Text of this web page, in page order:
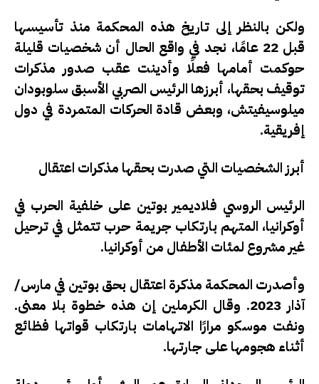
ولكن بالنظر إلى تاريخ هذه المحكمة منذ تأسيسها
قبل 22 عامًا، نجد في واقع الحال أن شخصيات قليلة
حوكمت أمامها فعلًا وأدينت عقب صدور مذكرات
توقيف بحقها، أبرزها الرئيس الصربي الأسبق سلوبودان
ميلوسيفيتش، وبعض قادة الحركات المتمردة في دول
إفريقية.
أبرز الشخصيات التي صدرت بحقها مذكرات اعتقال
الرئيس الروسي فلاديمير بوتين على خلفية الحرب في
أوكرانيا، المتهم بارتكاب جريمة حرب تتمثل في ترحيل
غير مشروع لمئات الأطفال من أوكرانيا.
وأصدرت المحكمة مذكرة اعتقال بحق بوتين في مارس/
آذار 2023. وقال الكرملين إن هذه خطوة بلا معنى.
ونفت موسكو مرارًا الاتهامات بارتكاب قواتها فظائع
أثناء هجومها على جارتها.